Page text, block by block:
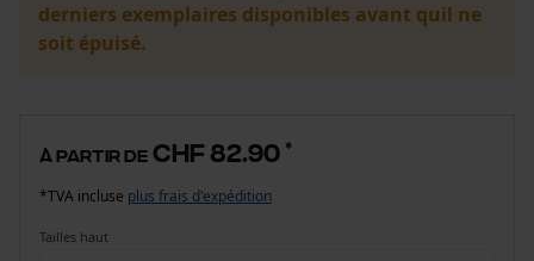
derniers exemplaires disponibles avant quil ne
soit épuisé.
à partir de CHF 82.90 *
*TVA incluse plus frais d'expédition
Tailles haut